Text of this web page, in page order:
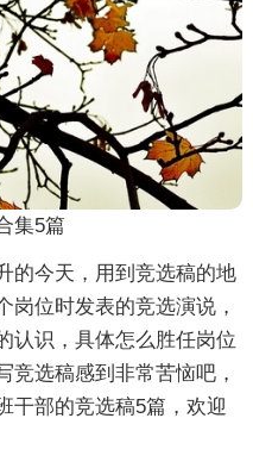
集5篇
的今天，用到竞选稿的地
岗位时发表的竞选演说，
认识，具体怎么胜任岗位
竞选稿感到非常苦恼吧，
干部的竞选稿5篇，欢迎